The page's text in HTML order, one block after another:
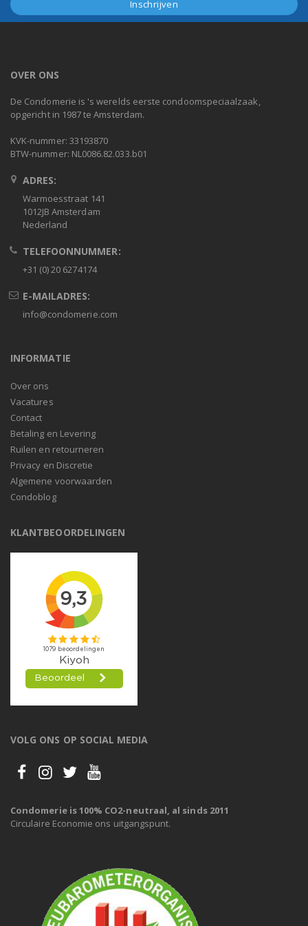
OVER ONS
De Condomerie is 's werelds eerste condoomspeciaalzaak,
opgericht in 1987 te Amsterdam.
KVK-nummer: 33193870
BTW-nummer: NL0086.82.033.b01
ADRES:
Warmoesstraat 141
1012JB Amsterdam
Nederland
TELEFOONNUMMER:
+31 (0) 20 6274174
E-MAILADRES:
info@condomerie.com
INFORMATIE
Over ons
Vacatures
Contact
Betaling en Levering
Ruilen en retourneren
Privacy en Discretie
Algemene voorwaarden
Condoblog
KLANTBEOORDELINGEN
VOLG ONS OP SOCIAL MEDIA
Condomerie is 100% CO2-neutraal, al sinds 2011
Circulaire Economie ons uitgangspunt.